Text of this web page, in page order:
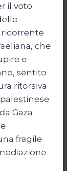
il voto
ricorrente
che
e
sentito
ritorsiva
Gaza
fragile